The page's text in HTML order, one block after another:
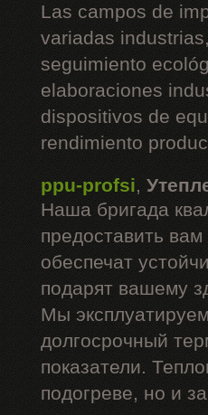
Las campos de
variadas
seguimiento
elaboraciones
dispositivos de
rendimiento
ppu-profsi,
Наша бригада
предоставить
обеспечат
подарят вашему
Мы
долгосрочный
показатели.
подогреве, но и